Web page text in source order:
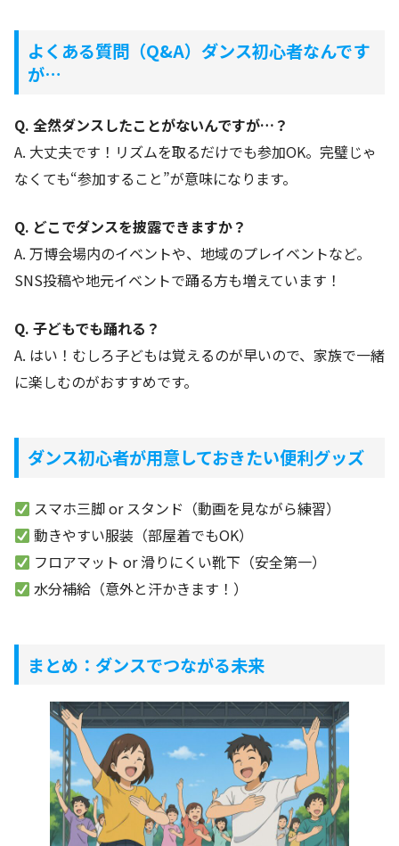
よくある質問（Q&A）ダンス初心者なんです
が…
Q. 全然ダンスしたことがないんですが…？
A. 大丈夫です！リズムを取るだけでも参加OK。完璧じゃ
なくても“参加すること”が意味になります。
Q. どこでダンスを披露できますか？
A. 万博会場内のイベントや、地域のプレイベントなど。
SNS投稿や地元イベントで踊る方も増えています！
Q. 子どもでも踊れる？
A. はい！むしろ子どもは覚えるのが早いので、家族で一緒
に楽しむのがおすすめです。
ダンス初心者が用意しておきたい便利グッズ
スマホ三脚 or スタンド（動画を見ながら練習）
動きやすい服装（部屋着でもOK）
フロアマット or 滑りにくい靴下（安全第一）
水分補給（意外と汗かきます！）
まとめ：ダンスでつながる未来